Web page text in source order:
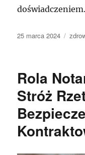
doświadczeniem.
Data
25 marca 2024
Rola
Stróż